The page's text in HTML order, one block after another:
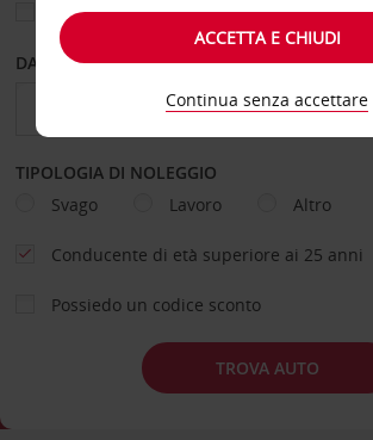
Scegli una località di riconsegna diversa
DAL GIORNO AL GIORNO
TIPOLOGIA DI NOLEGGIO
Svago
Lavoro Altro
Conducente di età superiore ai 25 anni
Possiedo un codice sconto
TROVA AUTO
ACCETTA E CHIUDI
Continua senza accettare